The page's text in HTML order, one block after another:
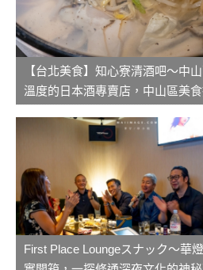
【台北美食】知心寮清酒吧～中
溫度的日本酒專賣店，中山區美食
First Place Loungeスナック～華